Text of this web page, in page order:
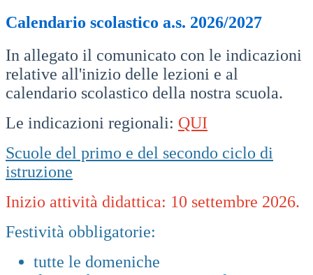
Calendario scolastico a.s. 2026/2027
In allegato il comunicato con le indicazioni
relative all'inizio delle lezioni e al
calendario scolastico della nostra scuola.
Le indicazioni regionali: QUI
Scuole del primo e del secondo ciclo di
istruzione
Inizio attività didattica: 10 settembre 2026.
Festività obbligatorie:
tutte le domeniche